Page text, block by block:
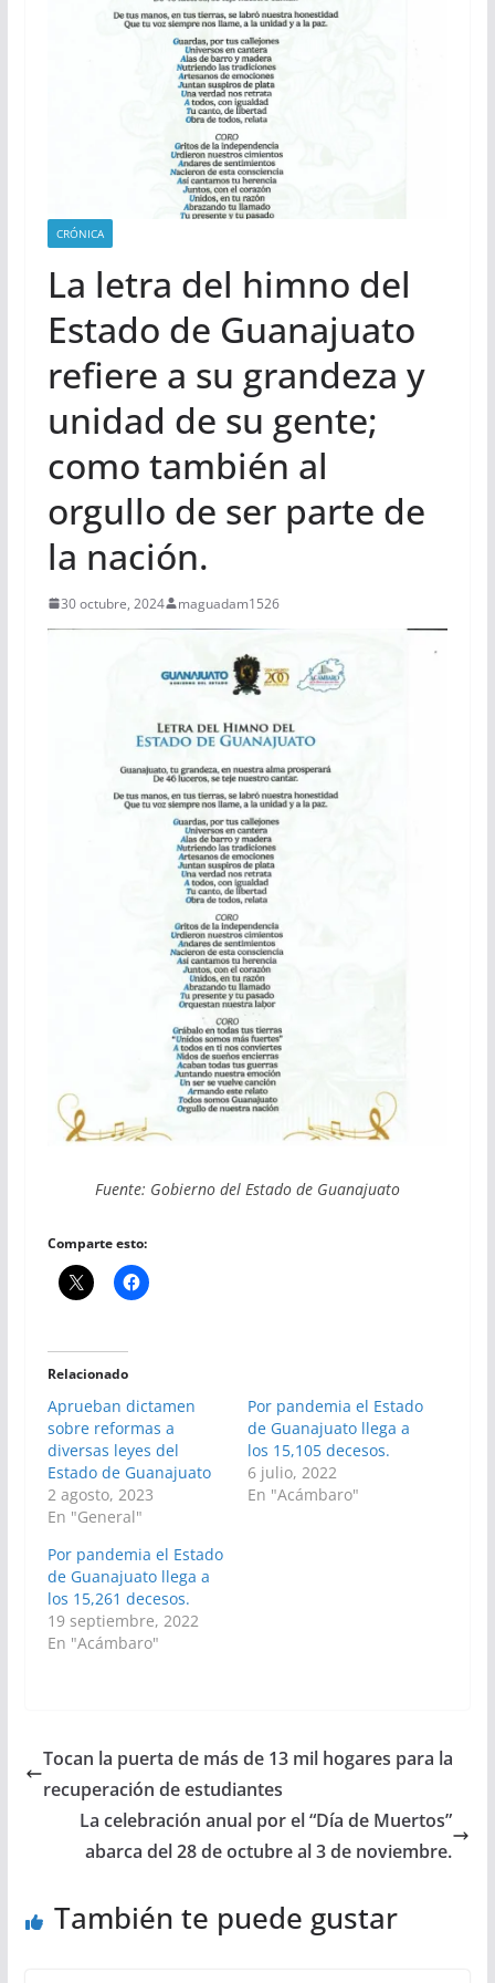
CRÓNICA
La letra del himno del
Estado de Guanajuato
refiere a su grandeza y
unidad de su gente;
como también al
orgullo de ser parte de
la nación.
30 octubre, 2024 maguadam1526
Fuente: Gobierno del Estado de Guanajuato
Comparte esto:
Relacionado
Aprueban dictamen
sobre reformas a
diversas leyes del
Estado de Guanajuato
2 agosto, 2023
En "General"
Por pandemia el Estado
de Guanajuato llega a
los 15,105 decesos.
6 julio, 2022
En "Acámbaro"
Por pandemia el Estado
de Guanajuato llega a
los 15,261 decesos.
19 septiembre, 2022
En "Acámbaro"
Tocan la puerta de más de 13 mil hogares para la
recuperación de estudiantes
La celebración anual por el “Día de Muertos”
abarca del 28 de octubre al 3 de noviembre.
También te puede gustar